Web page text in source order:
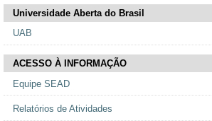
Universidade Aberta do Brasil
UAB
ACESSO À INFORMAÇÃO
Equipe SEAD
Relatórios de Atividades